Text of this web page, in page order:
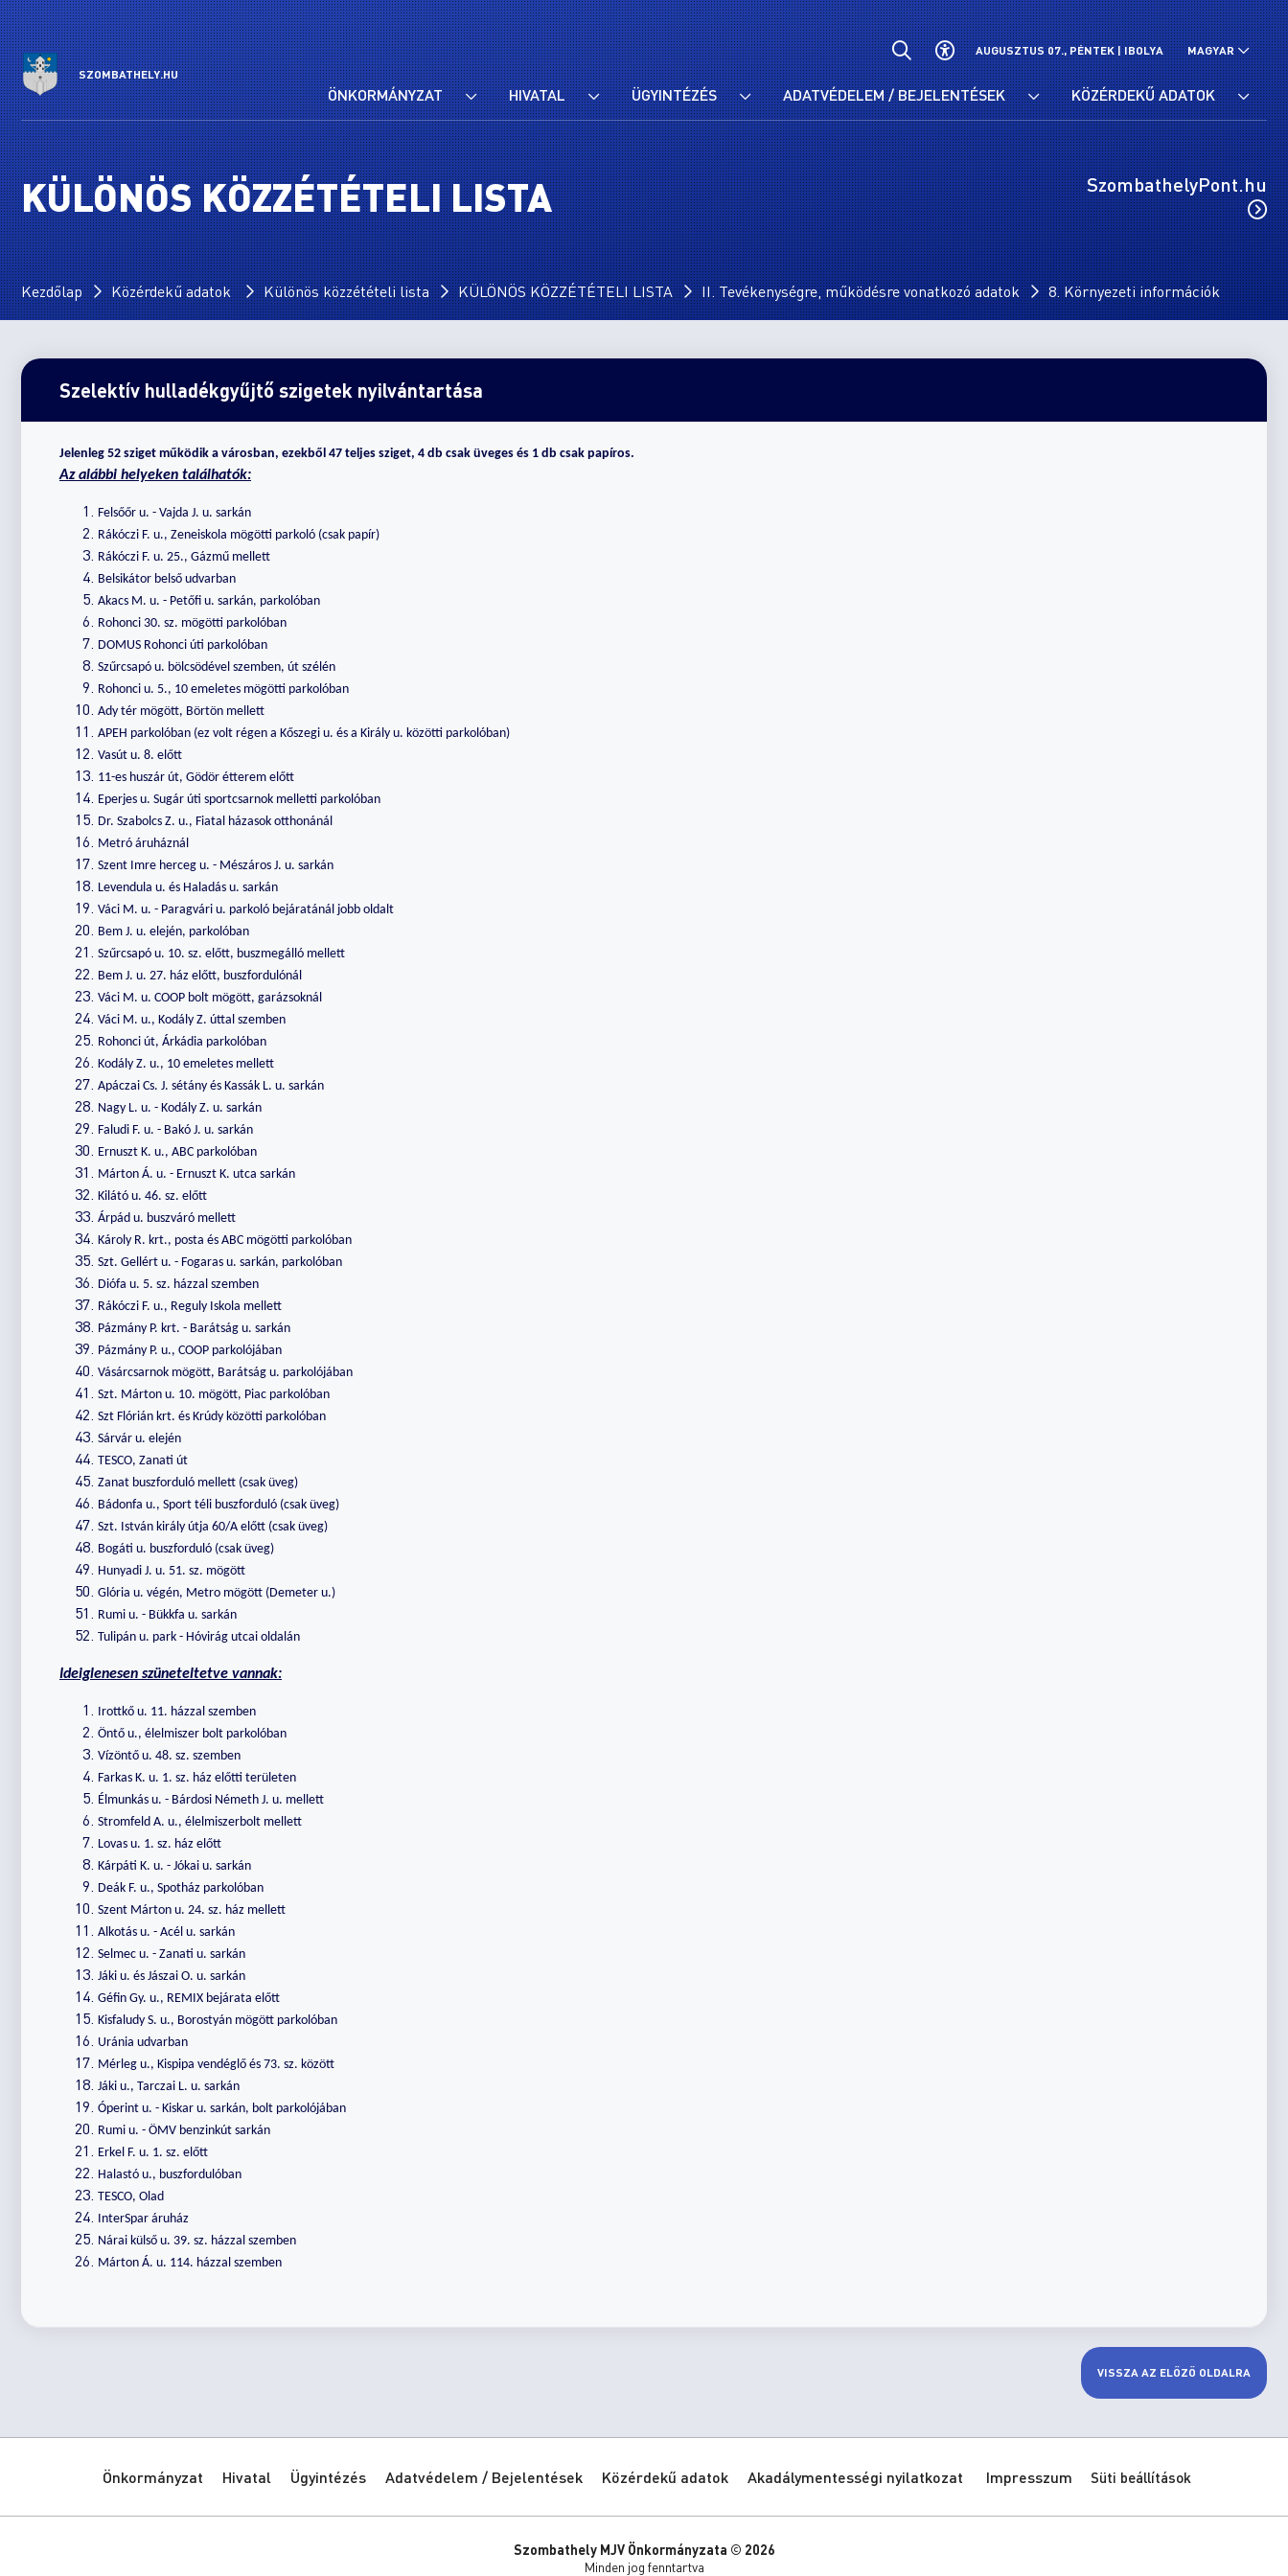
SZOMBATHELY.HU
AUGUSZTUS 07., PÉNTEK |IBOLYA MAGYAR
ÖNKORMÁNYZAT HIVATAL ÜGYINTÉZÉS ADATVÉDELEM / BEJELENTÉSEK KÖZÉRDEKŰ ADATOK
KÜLÖNÖS KÖZZÉTÉTELI LISTA SzombathelyPont.hu
Kezdőlap Közérdekű adatok Különös közzétételi lista KÜLÖNÖS KÖZZÉTÉTELI LISTA II. Tevékenységre, működésre vonatkozó adatok 8. Környezeti információk
Szelektív hulladékgyűjtő szigetek nyilvántartása
Jelenleg 52 sziget működik a városban, ezekből 47 teljes sziget, 4 db csak üveges és 1 db csak papíros.
Az alábbi helyeken találhatók:
Felsőőr u. - Vajda J. u. sarkán
Rákóczi F. u., Zeneiskola mögötti parkoló (csak papír)
Rákóczi F. u. 25., Gázmű mellett
Belsikátor belső udvarban
Akacs M. u. - Petőfi u. sarkán, parkolóban
Rohonci 30. sz. mögötti parkolóban
DOMUS Rohonci úti parkolóban
Szűrcsapó u. bölcsödével szemben, út szélén
Rohonci u. 5., 10 emeletes mögötti parkolóban
Ady tér mögött, Börtön mellett
APEH parkolóban (ez volt régen a Kőszegi u. és a Király u. közötti parkolóban)
Vasút u. 8. előtt
11-es huszár út, Gödör étterem előtt
Eperjes u. Sugár úti sportcsarnok melletti parkolóban
Dr. Szabolcs Z. u., Fiatal házasok otthonánál
Metró áruháznál
Szent Imre herceg u. - Mészáros J. u. sarkán
Levendula u. és Haladás u. sarkán
Váci M. u. - Paragvári u. parkoló bejáratánál jobb oldalt
Bem J. u. elején, parkolóban
Szűrcsapó u. 10. sz. előtt, buszmegálló mellett
Bem J. u. 27. ház előtt, buszfordulónál
Váci M. u. COOP bolt mögött, garázsoknál
Váci M. u., Kodály Z. úttal szemben
Rohonci út, Árkádia parkolóban
Kodály Z. u., 10 emeletes mellett
Apáczai Cs. J. sétány és Kassák L. u. sarkán
Nagy L. u. - Kodály Z. u. sarkán
Faludi F. u. - Bakó J. u. sarkán
Ernuszt K. u., ABC parkolóban
Márton Á. u. - Ernuszt K. utca sarkán
Kilátó u. 46. sz. előtt
Árpád u. buszváró mellett
Károly R. krt., posta és ABC mögötti parkolóban
Szt. Gellért u. - Fogaras u. sarkán, parkolóban
Diófa u. 5. sz. házzal szemben
Rákóczi F. u., Reguly Iskola mellett
Pázmány P. krt. - Barátság u. sarkán
Pázmány P. u., COOP parkolójában
Vásárcsarnok mögött, Barátság u. parkolójában
Szt. Márton u. 10. mögött, Piac parkolóban
Szt Flórián krt. és Krúdy közötti parkolóban
Sárvár u. elején
TESCO, Zanati út
Zanat buszforduló mellett (csak üveg)
Bádonfa u., Sport téli buszforduló (csak üveg)
Szt. István király útja 60/A előtt (csak üveg)
Bogáti u. buszforduló (csak üveg)
Hunyadi J. u. 51. sz. mögött
Glória u. végén, Metro mögött (Demeter u.)
Rumi u. - Bükkfa u. sarkán
Tulipán u. park - Hóvirág utcai oldalán
Ideiglenesen szüneteltetve vannak:
Irottkő u. 11. házzal szemben
Öntő u., élelmiszer bolt parkolóban
Vízöntő u. 48. sz. szemben
Farkas K. u. 1. sz. ház előtti területen
Élmunkás u. - Bárdosi Németh J. u. mellett
Stromfeld A. u., élelmiszerbolt mellett
Lovas u. 1. sz. ház előtt
Kárpáti K. u. - Jókai u. sarkán
Deák F. u., Spotház parkolóban
Szent Márton u. 24. sz. ház mellett
Alkotás u. - Acél u. sarkán
Selmec u. - Zanati u. sarkán
Jáki u. és Jászai O. u. sarkán
Géfin Gy. u., REMIX bejárata előtt
Kisfaludy S. u., Borostyán mögött parkolóban
Uránia udvarban
Mérleg u., Kispipa vendéglő és 73. sz. között
Jáki u., Tarczai L. u. sarkán
Óperint u. - Kiskar u. sarkán, bolt parkolójában
Rumi u. - ÖMV benzinkút sarkán
Erkel F. u. 1. sz. előtt
Halastó u., buszfordulóban
TESCO, Olad
InterSpar áruház
Nárai külső u. 39. sz. házzal szemben
Márton Á. u. 114. házzal szemben
VISSZA AZ ELŐZŐ OLDALRA
Önkormányzat Hivatal Ügyintézés Adatvédelem / Bejelentések Közérdekű adatok Akadálymentességi nyilatkozat Impresszum Süti beállítások
Szombathely MJV Önkormányzata © 2026
Minden jog fenntartva